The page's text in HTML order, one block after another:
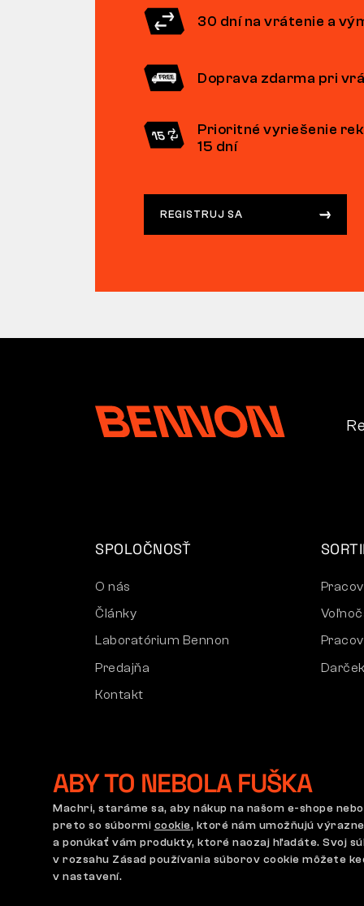
30 dní na vrátenie a
Doprava zdarma pri
Prioritné vyriešenie
15 dní
REGISTRUJ SA
SPOLOČNOSŤ
O nás
Články
Laboratórium Bennon
Predajňa
Kontakt
Obchodné podmienkyReklamačný poriadok
ABY TO NEBOLA FUŠKA
Machri, staráme sa, aby nákup na našom e-shope
preto so súbormi cookie, ktoré nám umožňujú
a ponúkať vám produkty, ktoré naozaj hľadáte. Svoj
v rozsahu Zásad používania súborov cookie môžete
v nastavení.